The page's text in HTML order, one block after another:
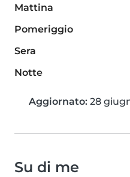
Mattina
Pomeriggio
Sera
Notte
Aggiornato: 28
Su di me